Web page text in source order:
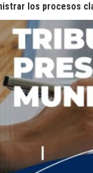
los procesos